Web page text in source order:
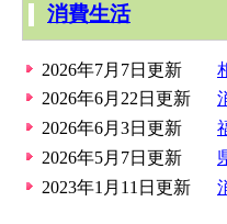
消費生活
2026年7月7日更新
2026年6月22日更新
2026年6月3日更新
2026年5月7日更新
2023年1月11日更新